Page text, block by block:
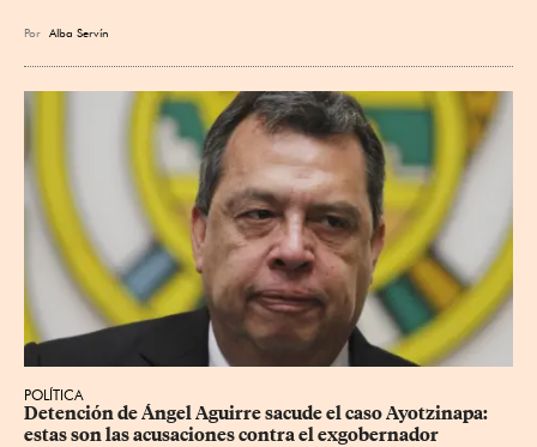
Por Alba Servín
POLÍTICA
Detención de Ángel Aguirre sacude el caso Ayotzinapa:
estas son las acusaciones contra el exgobernador